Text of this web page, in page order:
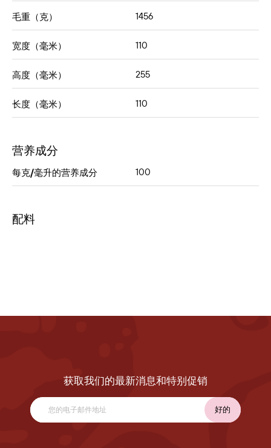
毛重（克） 1456
宽度（毫米） 110
高度（毫米） 255
长度（毫米） 110
营养成分
每克/毫升的营养成分 100
配料
获取我们的最新消息和特别促销